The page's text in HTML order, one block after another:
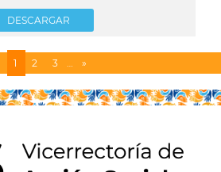
DESCARGAR
Página
actual
1 Page
2 Page
3 …
Siguiente
página
»